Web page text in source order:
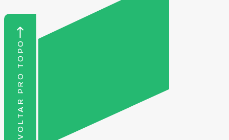
VOLTAR PRO TOPO